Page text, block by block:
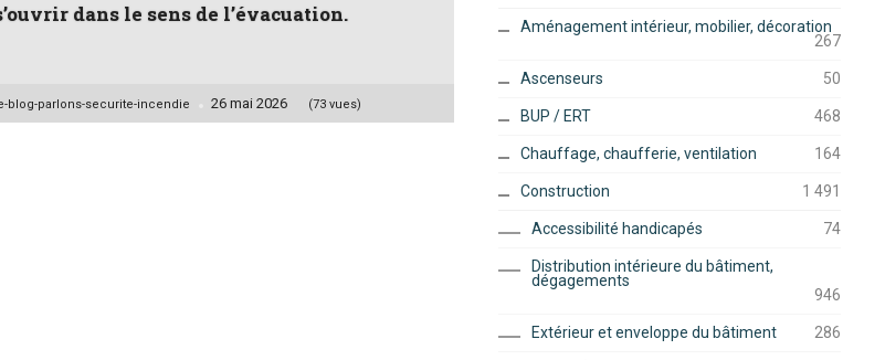
dans le sens de l’évacuation.
blog-parlons-securite-incendie 26 mai 2026 (73 vues)
Aménagement intérieur, mobilier, décoration
267
Ascenseurs 50
BUP / ERT 468
Chauffage, chaufferie, ventilation 164
Construction 1 491
Accessibilité handicapés 74
Distribution intérieure du bâtiment,
dégagements
946
Extérieur et enveloppe du bâtiment 286